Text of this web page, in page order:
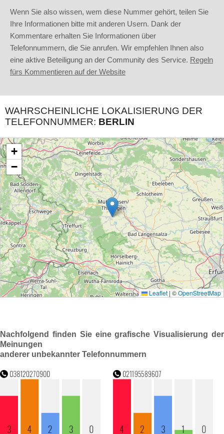
Wenn Sie also wissen, wem diese Nummer gehört, teilen Sie
Ihre Informationen bitte mit anderen Usern. Dank der
Kommentare erhalten Sie Informationen über
Telefonnummern, die Sie anrufen. Wir empfehlen Ihnen also
eine aktive Beteiligung an der Community des Service. Regeln
fürs Kommentieren auf der Website
WAHRSCHEINLICHE LOKALISIERUNG DER
TELEFONNUMMER: BERLIN
Nachfolgend finden Sie eine grafische Visualisierung der
Meinungen
anderer unbekannter Telefonnummern